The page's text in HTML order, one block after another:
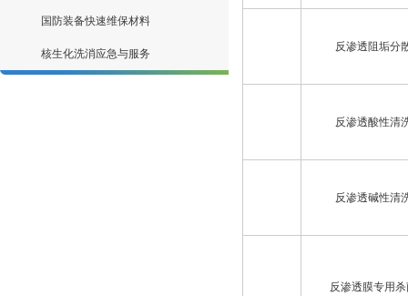
国防装备快速维保材料
核生化洗消应急与服务
反渗透阻垢分
反渗透酸性清
反渗透碱性清
反渗透膜专用